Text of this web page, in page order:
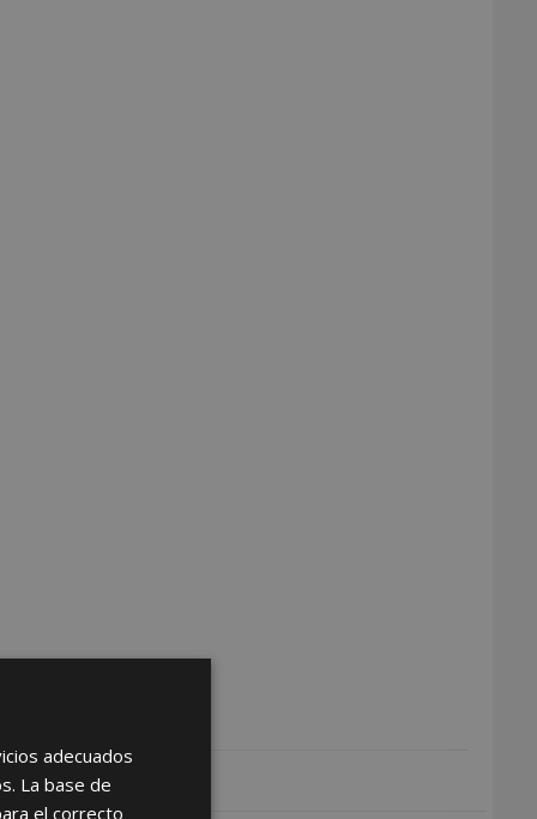
adecuados
La base de
el correcto